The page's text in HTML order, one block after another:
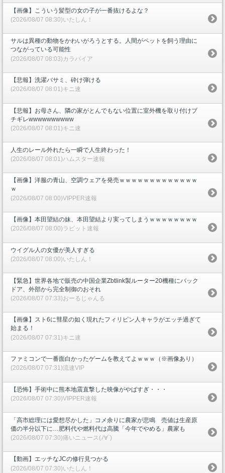
【画像】こういう髪型の女の子が一番抜けるよな？
(2026/08/07 08:30)いたしん！
サルは異種の動物をかわいがろうとする。人間がペットを飼う理由に
つながっている可能性
(2026/08/07 08:03)カラパイア
【悲報】洗濯バサミ、砕け弾ける
(2026/08/07 08:01)キニ速
【悲報】お母さん、隣の家がとんでもない位置に室外機を取り付けブ
チギレwwwwwwwwww
(2026/08/07 08:01)キニ速
人生のレール外れたら一瞬で人生終わった！
(2026/08/07 08:01)ハムスター速報
【画像】洋服の青山、空調ウェアを発売ｗｗｗｗｗｗｗｗｗｗｗｗｗ
ｗ
(2026/08/07 08:00)VIPPER速報
【画像】本田望結の妹、本田望結より実ってしまうｗｗｗｗｗｗｗｗ
(2026/08/07 08:00)ラビット速報
ウイグル人の女優が美人すぎる
(2026/08/07 08:00)いたしん！
【緊急】世界各地で販売の中国企業Zbtlink製ルーター20機種にバック
ドア、外部から完全制御のおそれ
(2026/08/07 07:33)おーるじゃんる
【画像】スト6に彗星の如く現れたフィリピン人キャラがエッチ過ぎて
始まる！
(2026/08/07 07:31)キニ速
ファミコンで一番面白かったゲームを教えてよｗｗｗ（※画像あり）
(2026/08/07 07:31)流速VIP
【恐怖】手術中に熊本地震直撃した映像がやばすぎ・・・
(2026/08/07 07:30)VIPPER速報
「高市総理には愛想尽かした」コメ余りに農家が悲鳴 売値は生産原
価の半分以下に…肥料代や燃料代は高騰「今年でやめる」農家も
(2026/08/07 07:30)痛いニュース(ﾉ∀`)
【動画】エッチなJCの修行見つかる
(2026/08/07 07:30)いたしん！